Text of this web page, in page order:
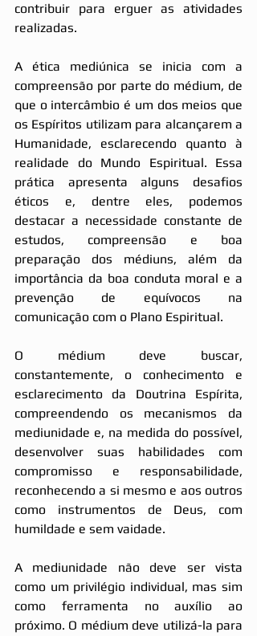
contribuir para erguer as atividades
realizadas.
A ética mediúnica se inicia com a
compreensão por parte do médium, de
que o intercâmbio é um dos meios que
os Espíritos utilizam para alcançarem a
Humanidade, esclarecendo quanto à
realidade do Mundo Espiritual. Essa
prática apresenta alguns desafios
éticos e, dentre eles, podemos
destacar a necessidade constante de
estudos, compreensão e boa
preparação dos médiuns, além da
importância da boa conduta moral e a
prevenção de equívocos na
comunicação com o Plano Espiritual.
O médium deve buscar,
constantemente, o conhecimento e
esclarecimento da Doutrina Espírita,
compreendendo os mecanismos da
mediunidade e, na medida do possível,
desenvolver suas habilidades com
reconhecendo a si mesmo e aos outros
como instrumentos de Deus, com
humildade e sem vaidade.
A mediunidade não deve ser vista
como um privilégio individual, mas sim
como ferramenta no auxílio ao
próximo. O médium deve utilizá-la para